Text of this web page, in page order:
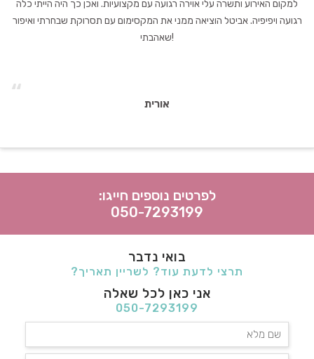
למקום האירוע ותשרה עלי אוירה רגועה עם מקצועיות. ואכן כך היה הייתי כלה
רגועה ויפיפיה. אביטל הוציאה ממני את המקסימום עם תסרוקת שבחרתי ואיפור
שאהבתי!
“ אורית
לפרטים נוספים חייגו:
050-7293199
בואי נדבר
תרצי לדעת עוד? לשריין תאריך?
אני כאן לכל שאלה
050-7293199